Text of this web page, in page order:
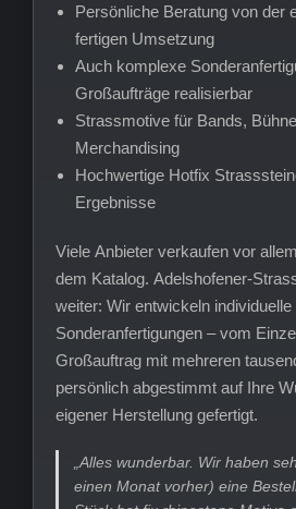
Persönliche Beratung von der
fertigen Umsetzung
Auch komplexe
Großaufträge realisierbar
Strassmotive für Bands,
Merchandising
Hochwertige Hotfix
Ergebnisse
Viele Anbieter verkaufen vor
dem Katalog. Adelshofener-
weiter: Wir entwickeln
Sonderanfertigungen – vom
Großauftrag mit mehreren
persönlich abgestimmt auf Ihre
eigener Herstellung gefertigt.
„Alles wunderbar. Wir haben
einen Monat vorher) eine